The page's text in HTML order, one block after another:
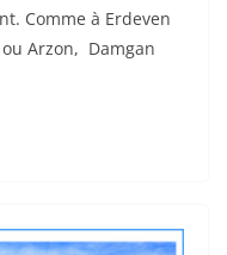
Comme à Erdeven
Arzon, Damgan